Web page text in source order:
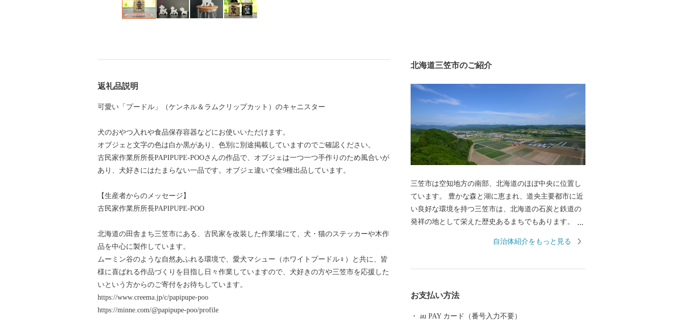
返礼品説明
可愛い「プードル」（ケンネル＆ラムクリップカット）のキャニスター
犬のおやつ入れや食品保存容器などにお使いいただけます。
オブジェと文字の色は白か黒があり、色別に別途掲載していますのでご確認ください。
古民家作業所所長PAPIPUPE-POOさんの作品で、オブジェは一つ一つ手作りのため風合いが
あり、犬好きにはたまらない一品です。オブジェ違いで全9種出品しています。
【生産者からのメッセージ】
古民家作業所所長PAPIPUPE-POO
北海道の田舎まち三笠市にある、古民家を改装した作業場にて、犬・猫のステッカーや木作
品を中心に製作しています。
ムーミン谷のような自然あふれる環境で、愛犬マシュー（ホワイトプードル♀）と共に、皆
様に喜ばれる作品づくりを目指し日々作業していますので、犬好きの方や三笠市を応援した
いという方からのご寄付をお待ちしています。
https://www.creema.jp/c/papipupe-poo
https://minne.com/@papipupe-poo/profile
北海道三笠市のご紹介
三笠市は空知地方の南部、北海道のほぼ中央に位置し
ています。 豊かな森と湖に恵まれ、道央主要都市に近
い良好な環境を持つ三笠市は、北海道の石炭と鉄道の
発祥の地として栄えた歴史あるまちでもあります。 ま
とした多くの化石を産出する、地質学的にも重要な地
気軽に楽しむことができます。 三笠の盆踊りは無形文
化として北海道遺産にも登録され、伝統的に三層に高
自治体紹介をもっと見る
お支払い方法
au PAY カード（番号入力不要）